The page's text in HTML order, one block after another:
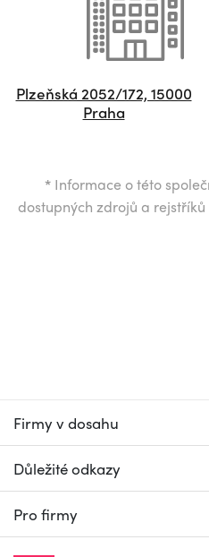
Plzeňská 2052/172, 15000
Praha
* Informace o této
dostupných zdrojů a
Firmy v dosahu
Důležité odkazy
Pro firmy